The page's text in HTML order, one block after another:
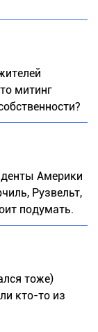
митинг
Америки
Рузвельт,
подумать.
тоже)
кто-то из